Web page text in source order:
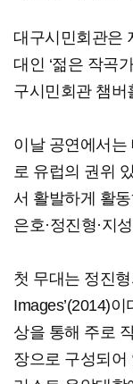
대구시민회관은
대인 ‘젊은 작곡
구시민회관 챔버
이날 공연에서는
로 유럽의 권위
서 활발하게 활
은호·정진형·지
첫 무대는 정진
Images’(2014)
상을 통해 주로
장으로 구성되어